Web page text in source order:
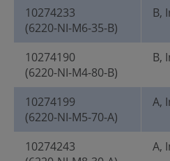
10274233
(6220-NI-M6-35-B)
B,
10274190
(6220-NI-M4-80-B)
B,
10274199
(6220-NI-M5-70-A)
A,
10274243
A,